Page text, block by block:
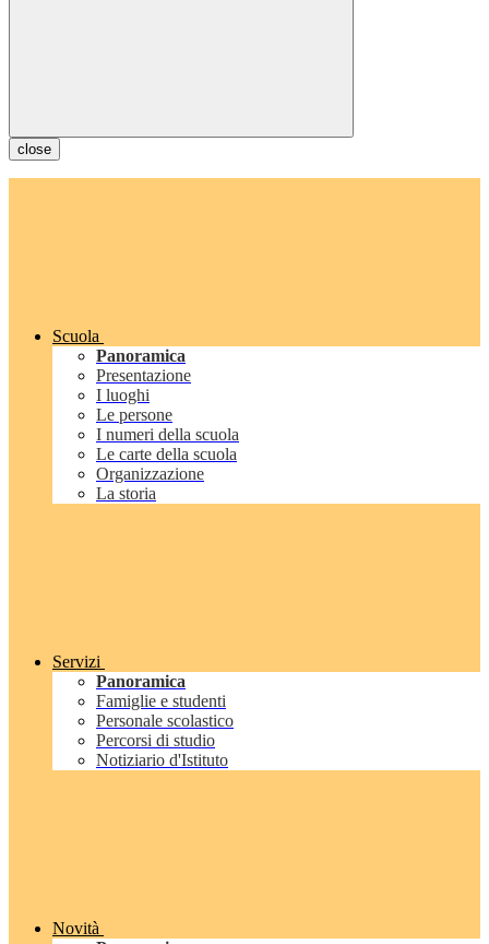
close
Scuola
Panoramica
Presentazione
I luoghi
Le persone
I numeri della scuola
Le carte della scuola
Organizzazione
La storia
Servizi
Panoramica
Famiglie e studenti
Personale scolastico
Percorsi di studio
Notiziario d'Istituto
Novità